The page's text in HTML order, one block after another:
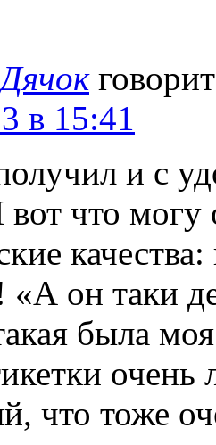
в 15:41
и с
что могу
«А он таки
была
что тоже